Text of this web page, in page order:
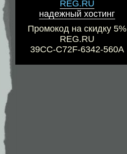
REG.RU
надежный хостинг
Промокод на скидку 5%
REG.RU
39CC-C72F-6342-560A